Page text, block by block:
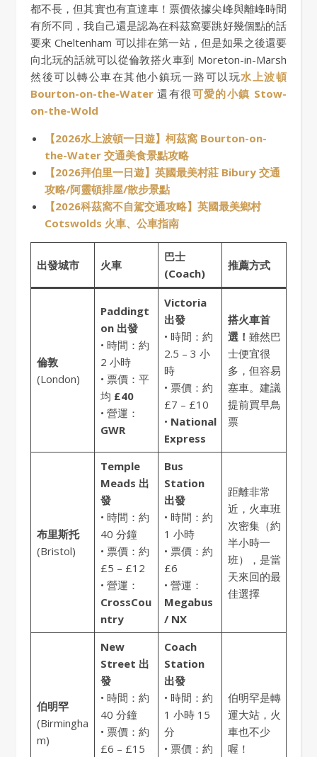
都不長，但其實也有直達車！票價依據尖峰與離峰時間
有所不同，我自己還是認為在科茲窩要跳好幾個點的話
要來 Cheltenham 可以排在第一站，但是如果之後還要
向北玩的話就可以從倫敦搭火車到 Moreton-in-Marsh
然後可以轉公車在其他小鎮玩一路可以玩水上波頓
Bourton-on-the-Water 還有很可愛的小鎮 Stow-
on-the-Wold
【2026水上波頓一日遊】柯茲窩 Bourton-on-
the-Water 交通美食景點攻略
【2026拜伯里一日遊】英國最美村莊 Bibury 交通
攻略/阿靈頓排屋/散步景點
【2026科茲窩不自駕交通攻略】英國最美鄉村
Cotswolds 火車、公車指南
出發城市 火車
巴士
(Coach)
推薦方式
倫敦
(London)
Paddingt
on 出發
• 時間：約
2 小時
• 票價：平
均 £40
• 營運：
GWR
Victoria
出發
• 時間：約
2.5 – 3 小
時
• 票價：約
£7 – £10
• National
Express
搭火車首
選！ 雖然巴
士便宜很
多，但容易
塞車。建議
提前買早鳥
票
布里斯托
(Bristol)
Temple
Meads 出
發
• 時間：約
40 分鐘
• 票價：約
£5 – £12
• 營運：
CrossCou
ntry
Bus
Station
出發
• 時間：約
1 小時
• 票價：約
£6
• 營運：
Megabus
/ NX
距離非常
近，火車班
次密集（約
半小時一
班），是當
天來回的最
佳選擇
伯明罕
(Birmingha
m)
New
Street 出
發
• 時間：約
40 分鐘
• 票價：約
£6 – £15
Coach
Station
出發
• 時間：約
1 小時 15
分
• 票價：約
伯明罕是轉
運大站，火
車也不少
喔！